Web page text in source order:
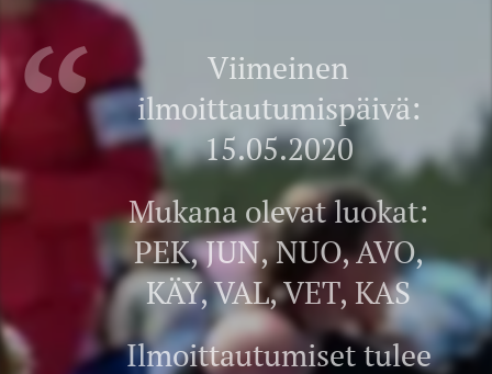
Viimeinen
ilmoittautumispäivä:
15.05.2020
Mukana olevat luokat:
PEK, JUN, NUO, AVO,
KÄY, VAL, VET, KAS
Ilmoittautumiset tulee